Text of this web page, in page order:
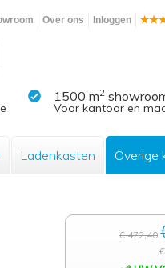
Over ons Inloggen
1500 m2
Voor kantoor en
Ladenkasten Overige
€ 472,40